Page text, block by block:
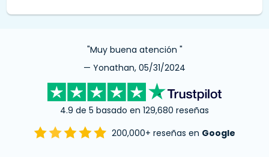
"Muy buena atención "
— Yonathan, 05/31/2024
4.9 de 5 basado en 129,680 reseñas
200,000+ reseñas en Google